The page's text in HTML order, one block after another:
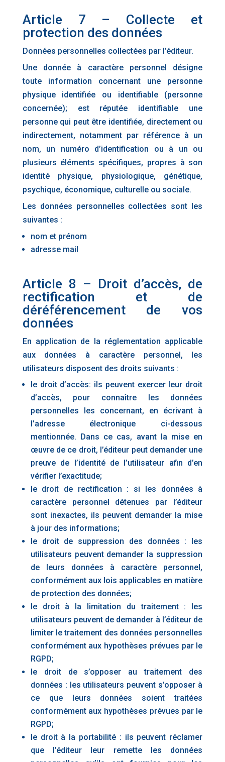
Article 7 – Collecte et
protection des données
Données personnelles collectées par l’éditeur.
Une donnée à caractère personnel désigne
toute information concernant une personne
physique identifiée ou identifiable (personne
concernée); est réputée identifiable une
personne qui peut être identifiée, directement ou
indirectement, notamment par référence à un
nom, un numéro d’identification ou à un ou
plusieurs éléments spécifiques, propres à son
identité physique, physiologique, génétique,
psychique, économique, culturelle ou sociale.
Les données personnelles collectées sont les
suivantes :
nom et prénom
adresse mail
Article 8 – Droit d’accès, de
rectification et de
déréférencement de vos
données
En application de la réglementation applicable
aux données à caractère personnel, les
utilisateurs disposent des droits suivants :
le droit d’accès: ils peuvent exercer leur droit
d’accès, pour connaître les données
personnelles les concernant, en écrivant à
l’adresse électronique ci-dessous
mentionnée. Dans ce cas, avant la mise en
œuvre de ce droit, l’éditeur peut demander une
preuve de l’identité de l’utilisateur afin d’en
vérifier l’exactitude;
le droit de rectification : si les données à
caractère personnel détenues par l’éditeur
sont inexactes, ils peuvent demander la mise
à jour des informations;
le droit de suppression des données : les
utilisateurs peuvent demander la suppression
de leurs données à caractère personnel,
conformément aux lois applicables en matière
de protection des données;
le droit à la limitation du traitement : les
utilisateurs peuvent de demander à l’éditeur de
limiter le traitement des données personnelles
conformément aux hypothèses prévues par le
RGPD;
le droit de s’opposer au traitement des
données : les utilisateurs peuvent s’opposer à
ce que leurs données soient traitées
conformément aux hypothèses prévues par le
RGPD;
le droit à la portabilité : ils peuvent réclamer
que l’éditeur leur remette les données